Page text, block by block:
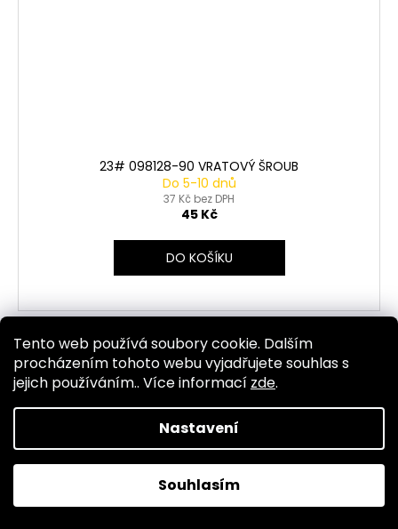
Tento web používá soubory cookie. Dalším
procházením tohoto webu vyjadřujete souhlas s
jejich používáním.. Více informací zde.
Nastavení
Souhlasím
23# 098128-90 VRATOVÝ ŠROUB
Do 5-10 dnů
37 Kč bez DPH
45 Kč
DO KOŠÍKU